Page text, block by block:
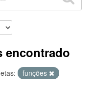
encontrado
funções